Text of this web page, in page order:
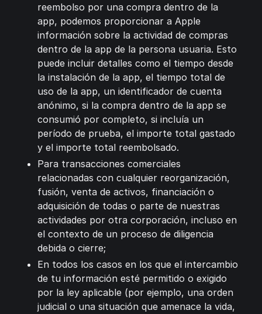
reembolso por una compra dentro de la
app, podemos proporcionar a Apple
información sobre la actividad de compras
dentro de la app de la persona usuaria. Esto
puede incluir detalles como el tiempo desde
la instalación de la app, el tiempo total de
uso de la app, un identificador de cuenta
anónimo, si la compra dentro de la app se
consumió por completo, si incluía un
período de prueba, el importe total gastado
y el importe total reembolsado.
Para transacciones comerciales
relacionadas con cualquier reorganización,
fusión, venta de activos, financiación o
adquisición de todas o parte de nuestras
actividades por otra corporación, incluso en
el contexto de un proceso de diligencia
debida o cierre;
En todos los casos en los que el intercambio
de tu información esté permitido o exigido
por la ley aplicable (por ejemplo, una orden
judicial o una situación que amenace la vida,